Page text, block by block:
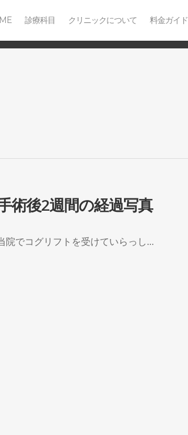
診療科目 クリニックについて 料金ガイド
術後2週間の経過写真
院でコグリフトを受けていらっし...